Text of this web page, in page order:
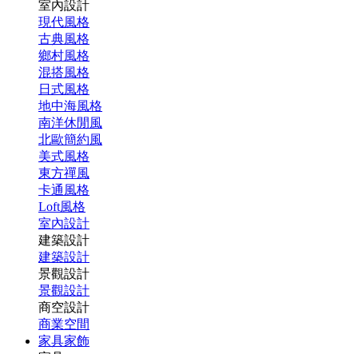
室內設計
現代風格
古典風格
鄉村風格
混搭風格
日式風格
地中海風格
南洋休閒風
北歐簡約風
美式風格
東方禪風
卡通風格
Loft風格
室內設計
建築設計
建築設計
景觀設計
景觀設計
商空設計
商業空間
家具家飾